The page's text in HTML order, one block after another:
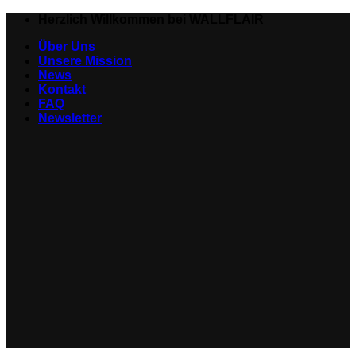
springenÜber Uns
Unsere Mission
News
Kontakt
FAQ
Newsletter